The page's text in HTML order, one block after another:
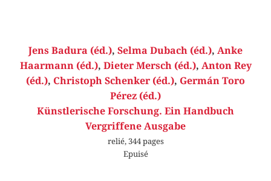
Jens Badura (éd.), Selma Dubach (éd.), Anke
Haarmann (éd.), Dieter Mersch (éd.), Anton Rey
(éd.), Christoph Schenker (éd.), Germán Toro
Pérez (éd.)
Künstlerische Forschung. Ein Handbuch
Vergriffene Ausgabe
relié, 344 pages
Epuisé